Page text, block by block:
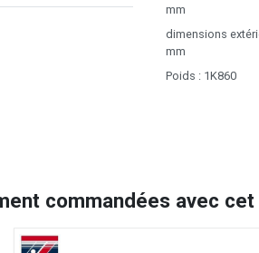
mm
dimensions
mm
Poids : 1K860
commandées avec